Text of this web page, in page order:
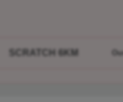
SCRATCH 6KM